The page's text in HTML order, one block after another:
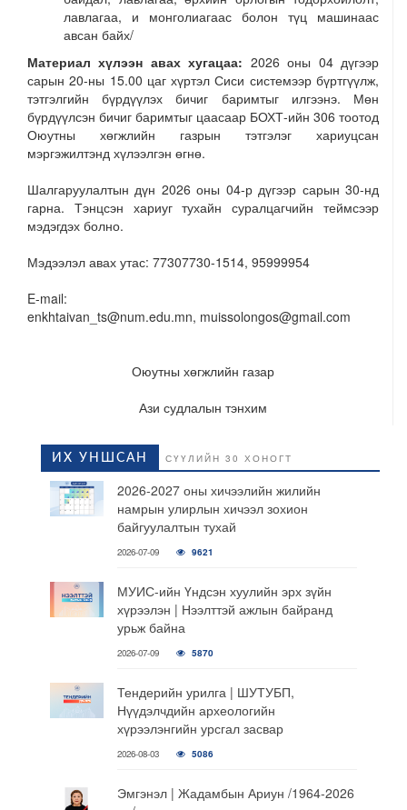
лавлагаа, и монголиагаас болон түц машинаас
авсан байх/
Материал хүлээн авах хугацаа: 2026 оны 04 дүгээр
сарын 20-ны 15.00 цаг хүртэл Сиси системээр бүртгүүлж,
тэтгэлгийн бүрдүүлэх бичиг баримтыг илгээнэ. Мөн
бүрдүүлсэн бичиг баримтыг цаасаар БОХТ-ийн 306 тоотод
Оюутны хөгжлийн газрын тэтгэлэг хариуцсан
мэргэжилтэнд хүлээлгэн өгнө.
Шалгаруулалтын дүн 2026 оны 04-р дүгээр сарын 30-нд
гарна. Тэнцсэн хариуг тухайн суралцагчийн теймсээр
мэдэгдэх болно.
Мэдээлэл авах утас: 77307730-1514, 95999954
E-mail:
enkhtaivan_ts@num.edu.mn, muissolongos@gmail.com
Оюутны хөгжлийн газар
Ази судлалын тэнхим
ИХ УНШСАН СҮҮЛИЙН 30 ХОНОГТ
2026-2027 оны хичээлийн жилийн
намрын улирлын хичээл зохион
байгуулалтын тухай
2026-07-09 9621
МУИС-ийн Үндсэн хуулийн эрх зүйн
хүрээлэн | Нээлттэй ажлын байранд
урьж байна
2026-07-09 5870
Тендерийн урилга | ШУТУБП,
Нүүдэлчдийн археологийн
хүрээлэнгийн урсгал засвар
2026-08-03 5086
Эмгэнэл | Жадамбын Ариун /1964-2026